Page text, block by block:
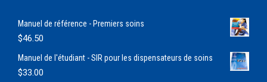
Manuel de référence - Premiers soins
$46.50
Manuel de l'étudiant - SIR pour les dispensateurs de soins
$33.00